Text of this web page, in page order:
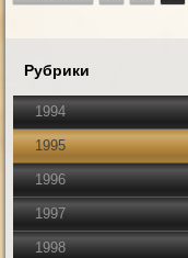
Рубрики
1994
1995
1996
1997
1998